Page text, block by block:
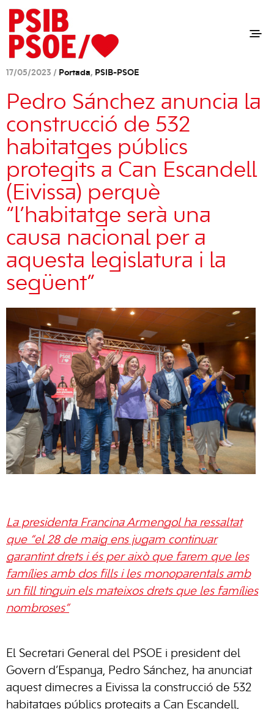
17/05/2023 / Portada, PSIB-PSOE
Pedro Sánchez anuncia la
construcció de 532
habitatges públics
protegits a Can Escandell
(Eivissa) perquè
“l’habitatge serà una
causa nacional per a
aquesta legislatura i la
següent”
La presidenta Francina Armengol ha ressaltat
que “el 28 de maig ens jugam continuar
garantint drets i és per això que farem que les
famílies amb dos fills i les monoparentals amb
un fill tinguin els mateixos drets que les famílies
nombroses”
El Secretari General del PSOE i president del
Govern d’Espanya, Pedro Sánchez, ha anunciat
aquest dimecres a Eivissa la construcció de 532
habitatges públics protegits a Can Escandell,